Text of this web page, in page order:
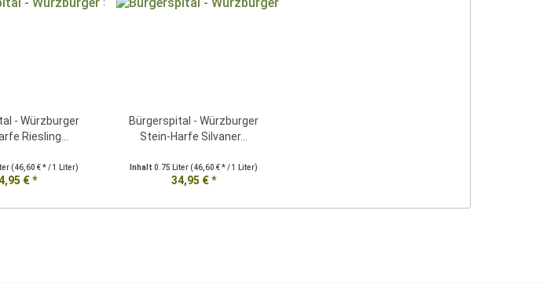
- Würzburger
Riesling...
(46,60 € * / 1 Liter)
€ *
Bürgerspital - Würzburger
Stein-Harfe Silvaner...
Inhalt0.75 Liter(46,60 € * / 1 Liter)
34,95 € *